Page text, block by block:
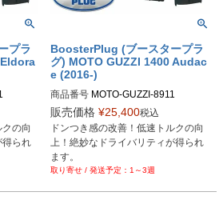
プラ
の向
得られ
BoosterPlug (ブースタープラ
グ) MOTO GUZZI 1400 Audac
e (2016-)
商品番号 MOTO-GUZZI-8911
BSP-TYPE-Q
販売価格 ¥25,400税込
ドンつき感の改善！低速トルクの向
上！絶妙なドライバリティが得られ
ます。
1～3週